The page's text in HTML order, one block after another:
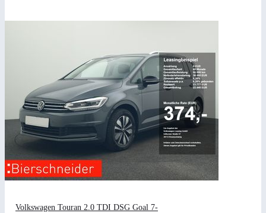
Volkswagen Touran 2.0 TDI DSG Goal 7-